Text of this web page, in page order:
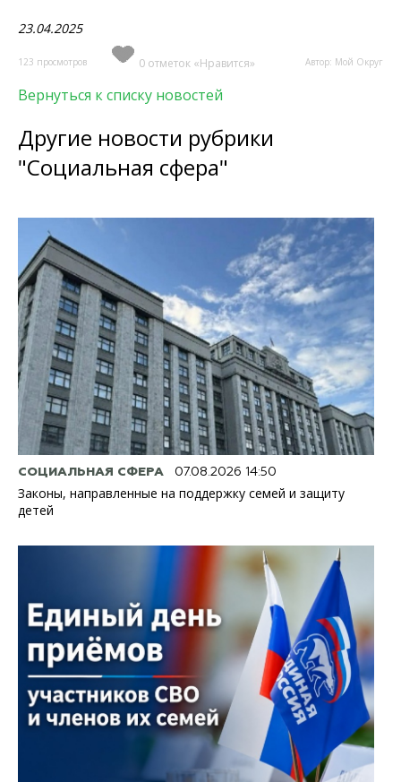
23.04.2025
123 просмотров 0 отметок «Нравится» Автор: Мой Округ
Вернуться к списку новостей
Другие новости рубрики
"Социальная сфера"
СОЦИАЛЬНАЯ СФЕРА 07.08.2026 14:50
Законы, направленные на поддержку семей и защиту
детей